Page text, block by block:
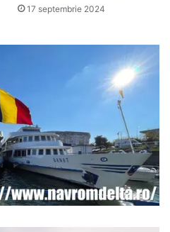
17 septembrie 2024